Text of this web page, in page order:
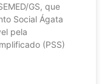
GS, que
Social Ágata
pela
(PSS)